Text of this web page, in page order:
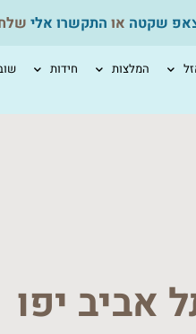
שקטה או התקשרו אלי
המלצות חידות
אביב יפו